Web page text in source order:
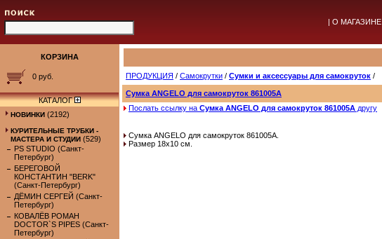
| О МАГАЗИНЕ
КОРЗИНА
0 руб.
КАТАЛОГ
НОВИНКИ (2192)
КУРИТЕЛЬНЫЕ ТРУБКИ -
МАСТЕРА И СТУДИИ (529)
PS STUDIO (Санкт-
Петербург)
БЕРЕГОВОЙ
КОНСТАНТИН "BERK"
(Санкт-Петербург)
ДЁМИН СЕРГЕЙ (Санкт-
Петербург)
КОВАЛЁВ РОМАН
DOCTOR`S PIPES (Санкт-
Петербург)
ПРОДУКЦИЯ / Самокрутки / Сумки и аксессуары для самокруток /
Сумка ANGELO для самокруток 861005А
Послать ссылку на Сумка ANGELO для самокруток 861005А другу
Сумка ANGELO для самокруток 861005А.
Размер 18х10 см.